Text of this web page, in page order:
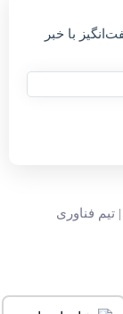
با خبر
باشد | تیم فناوری